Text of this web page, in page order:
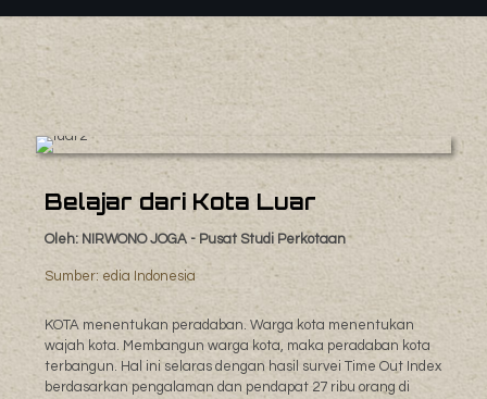
Belajar dari Kota Luar
Oleh: NIRWONO JOGA - Pusat Studi Perkotaan
Sumber: edia Indonesia
KOTA menentukan peradaban. Warga kota menentukan
wajah kota. Membangun warga kota, maka peradaban kota
terbangun. Hal ini selaras dengan hasil survei Time Out Index
berdasarkan pengalaman dan pendapat 27 ribu orang di